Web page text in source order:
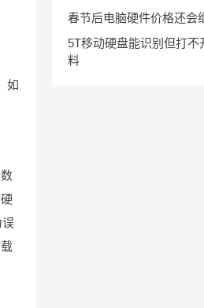
如
误
春节后电脑硬件价格还会
5T移动硬盘能识别但打不
料